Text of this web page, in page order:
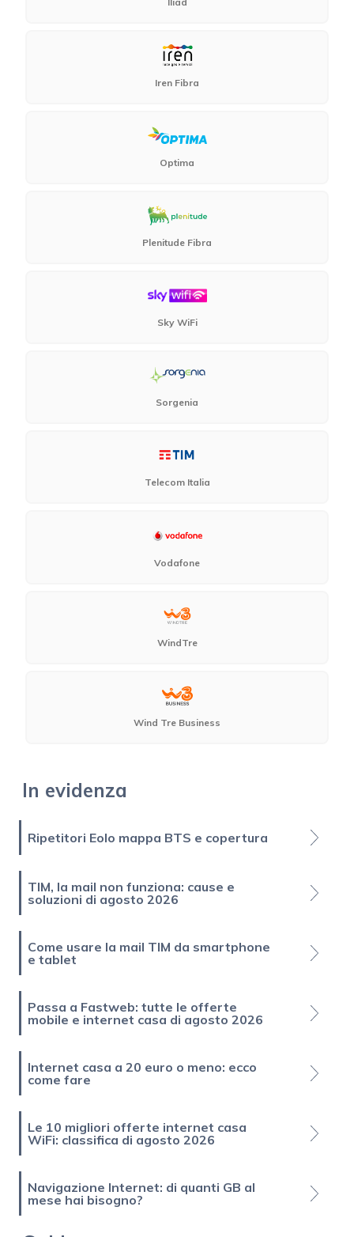
Iren Fibra
Optima
Plenitude Fibra
Sky WiFi
Sorgenia
Telecom Italia
Vodafone
WindTre
Wind Tre Business
In evidenza
Ripetitori Eolo mappa BTS e copertura
TIM, la mail non funziona: cause e
soluzioni di agosto 2026
Come usare la mail TIM da smartphone
e tablet
Passa a Fastweb: tutte le offerte
mobile e internet casa di agosto 2026
Internet casa a 20 euro o meno: ecco
come fare
Le 10 migliori offerte internet casa
WiFi: classifica di agosto 2026
Navigazione Internet: di quanti GB al
mese hai bisogno?